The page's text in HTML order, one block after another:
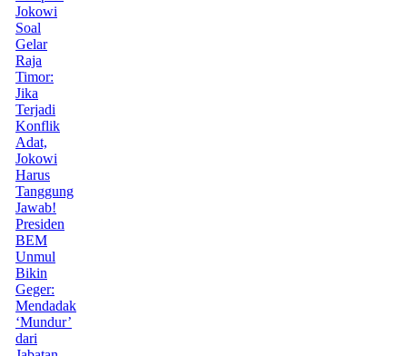
Jokowi
Soal
Gelar
Raja
Timor:
Jika
Terjadi
Konflik
Adat,
Jokowi
Harus
Tanggung
Jawab!
Presiden
BEM
Unmul
Bikin
Geger:
Mendadak
‘Mundur’
dari